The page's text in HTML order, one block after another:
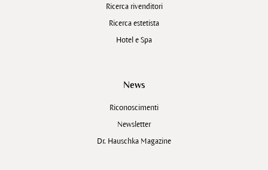
Ricerca rivenditori
Ricerca estetista
Hotel e Spa
News
Riconoscimenti
Newsletter
Dr. Hauschka Magazine